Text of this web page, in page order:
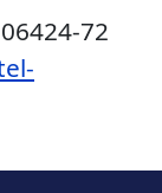
72